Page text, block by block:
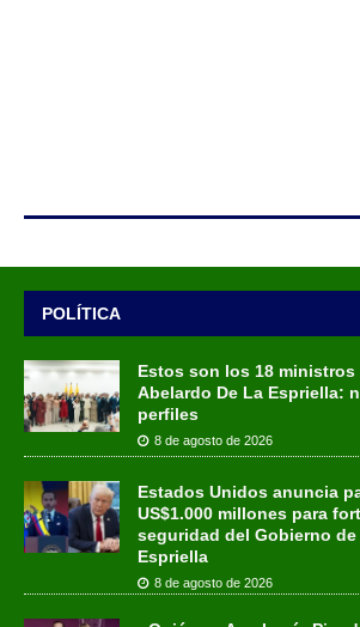
POLÍTICA
Estos son los 18
Abelardo De La Espriella:
perfiles
8 de agosto de 2026
Estados Unidos anuncia
US$1.000 millones para
seguridad del Gobierno
Espriella
8 de agosto de 2026